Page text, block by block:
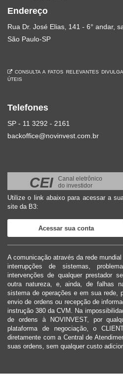
Endereço
Rua Dr. José Elias, 141 - 6° andar,
São Paulo-SP
CONSULTA A FATOS RELEVANTES
ÚTEIS
Telefones
SP - 11 3292 - 2161
backoffice@novinvest.com.br
CEI
Canal eletrônico
do investidor
Utilize o link abaixo para acessar a
site da B3:
Acessar sua conta
A comunicação através da rede
interrupções de sistemas,
intervenções de qualquer prestador
outra natureza, e, ainda, de falhas
sistema de operações e em sua rede,
envio de ordens ou recepção de
instrução 380 da CVM. Na
de ordens à NOVINVEST, por
plataforma de negociação, o
diretamente com a Central de
suas ordens, sem qualquer custo